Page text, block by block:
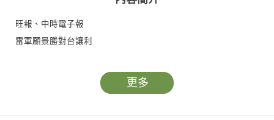
旺報、中時電子報
雷軍願景勝對台讓利
更多